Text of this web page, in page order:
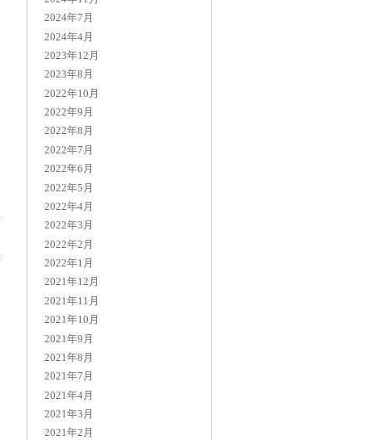
2024年7月
2024年4月
2023年12月
2023年8月
2022年10月
2022年9月
2022年8月
2022年7月
2022年6月
2022年5月
2022年4月
2022年3月
2022年2月
2022年1月
2021年12月
2021年11月
2021年10月
2021年9月
2021年8月
2021年7月
2021年4月
2021年3月
2021年2月